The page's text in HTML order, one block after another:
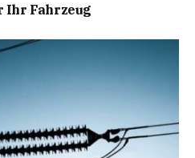
Ihr Fahrzeug